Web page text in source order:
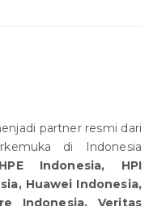
partner resmi dari
di Indonesia
HPE Indonesia, HPI
Huawei Indonesia,
Indonesia, Veritas